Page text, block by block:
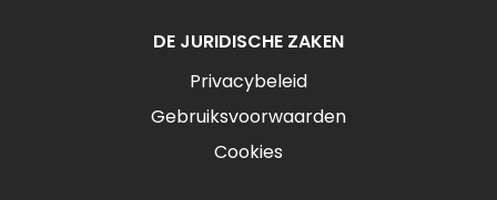
DE JURIDISCHE ZAKEN
Privacybeleid
Gebruiksvoorwaarden
Cookies